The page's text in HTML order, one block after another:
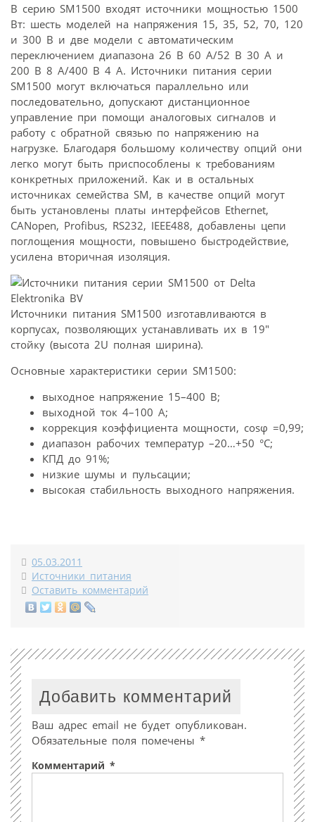
В серию SM1500 входят источники мощностью 1500
Вт: шесть моделей на напряжения 15, 35, 52, 70, 120
и 300 В и две модели с автоматическим
переключением диапазона 26 В 60 А/52 В 30 А и
200 В 8 А/400 В 4 А. Источники питания серии
SM1500 могут включаться параллельно или
последовательно, допускают дистанционное
управление при помощи аналоговых сигналов и
работу с обратной связью по напряжению на
нагрузке. Благодаря большому количеству опций они
легко могут быть приспособлены к требованиям
конкретных приложений. Как и в остальных
источниках семейства SM, в качестве опций могут
быть установлены платы интерфейсов Ethernet,
CANopen, Profibus, RS232, IEEE488, добавлены цепи
поглощения мощности, повышено быстродействие,
усилена вторичная изоляция.
Источники питания SM1500 изготавливаются в
корпусах, позволяющих устанавливать их в 19″
стойку (высота 2U полная ширина).
Основные характеристики серии SM1500:
выходное напряжение 15–400 В;
выходной ток 4–100 А;
коррекция коэффициента мощности, cosφ =0,99;
диапазон рабочих температур –20…+50 °С;
КПД до 91%;
низкие шумы и пульсации;
высокая стабильность выходного напряжения.
05.03.2011
Источники питания
Оставить комментарий
Добавить комментарий
Ваш адрес email не будет опубликован.
Обязательные поля помечены *
Комментарий *